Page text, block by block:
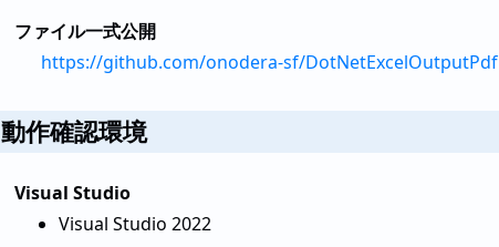
ファイル一式公開
https://github.com/onodera-sf/DotNetExcelOutputPdf
動作確認環境
Visual Studio
Visual Studio 2022